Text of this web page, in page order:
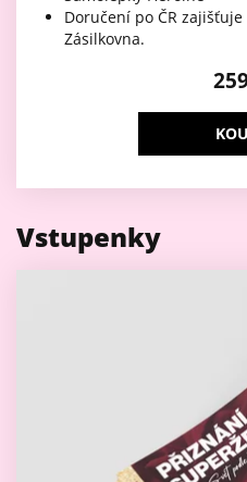
Doručení po ČR
Zásilkovna.
Vstupenky